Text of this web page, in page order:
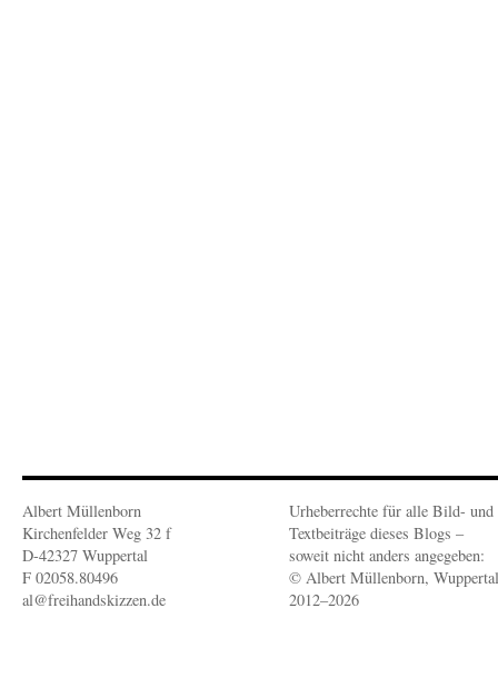
Albert Müllenborn
Kirchenfelder Weg 32 f
D-42327 Wuppertal
F 02058.80496
al@freihandskizzen.de
Urheberrechte für alle Bild- und
Textbeiträge dieses Blogs –
soweit nicht anders angegeben:
© Albert Müllenborn, Wuppertal
2012–2026